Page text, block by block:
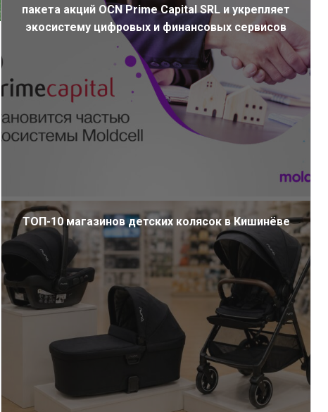
пакета акций OCN Prime Capital SRL и укрепляет
экосистему цифровых и финансовых сервисов
ТОП-10 магазинов детских колясок в Кишинёве